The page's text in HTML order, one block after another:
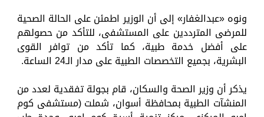
ونوه «عبدالغفار» إلى أن الوزير اطمئن على الحالة الصحية
للمرضى المترددين على المستشفى، للتأكد من حصولهم
على أفضل خدمة طبية، كما تأكد من توافر القوى
البشرية، بجميع التخصصات الطبية على مدار الـ24 الساعة.
يذكر أن وزير الصحة والسكان، قام بجولة تفقدية لعدد من
المنشآت الطبية بمحافظة أسوان، شملت (مستشفى كوم